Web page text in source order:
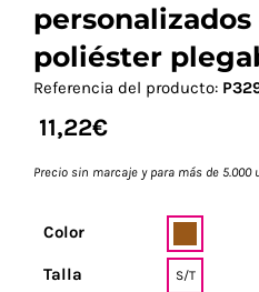
poliéster
Referencia del producto:
11,22€
Precio sin marcaje y para más de 5.000
Color
Talla S/T